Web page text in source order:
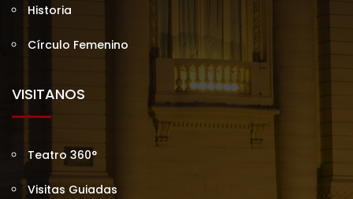
Historia
Círculo Femenino
VISITANOS
Teatro 360°
Visitas Guiadas